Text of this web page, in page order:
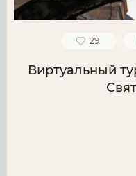
29
Виртуальный